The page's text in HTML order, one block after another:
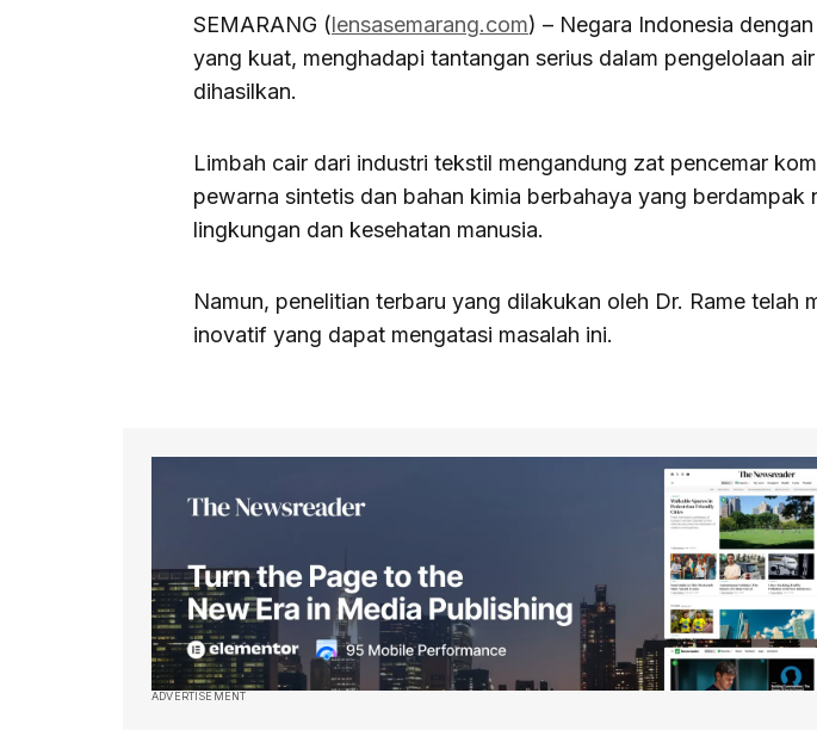
SEMARANG (lensasemarang.com) – Negara Indonesia
yang kuat, menghadapi tantangan serius dalam pengelolaan
dihasilkan.
Limbah cair dari industri tekstil mengandung zat pencemar
pewarna sintetis dan bahan kimia berbahaya yang berdampak
lingkungan dan kesehatan manusia.
Namun, penelitian terbaru yang dilakukan oleh Dr. Rame telah
inovatif yang dapat mengatasi masalah ini.
ADVERTISEMENT